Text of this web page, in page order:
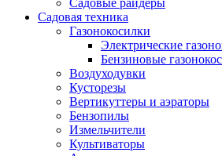
Садовые райдеры
Садовая техника
Газонокосилки
Электрические
Бензиновые
Воздуходувки
Кусторезы
Вертикуттеры и аэраторы
Бензопилы
Измельчители
Культиваторы